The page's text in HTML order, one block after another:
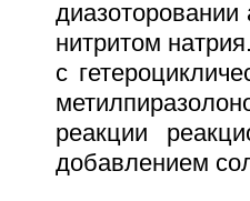
нитритом
с
реакции
добавлением